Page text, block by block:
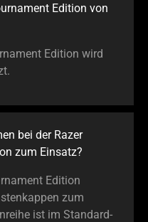
Edition von
Edition wird
bei der Razer
zum Einsatz?
Edition
zum
ist im Standard-